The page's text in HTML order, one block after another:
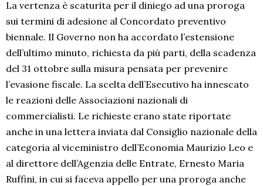
La vertenza è scaturita per il diniego ad una proroga
sui termini di adesione al Concordato preventivo
biennale. Il Governo non ha accordato l’estensione
dell’ultimo minuto, richiesta da più parti, della scadenza
del 31 ottobre sulla misura pensata per prevenire
l’evasione fiscale. La scelta dell’Esecutivo ha innescato
le reazioni delle Associazioni nazionali di
commercialisti. Le richieste erano state riportate
anche in una lettera inviata dal Consiglio nazionale della
categoria al viceministro dell’Economia Maurizio Leo e
al direttore dell’Agenzia delle Entrate, Ernesto Maria
Ruffini, in cui si faceva appello per una proroga anche